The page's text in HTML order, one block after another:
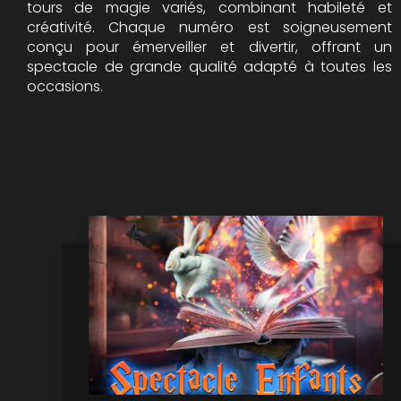
tours de magie variés, combinant habileté et
créativité. Chaque numéro est soigneusement
conçu pour émerveiller et divertir, offrant un
spectacle de grande qualité adapté à toutes les
occasions.